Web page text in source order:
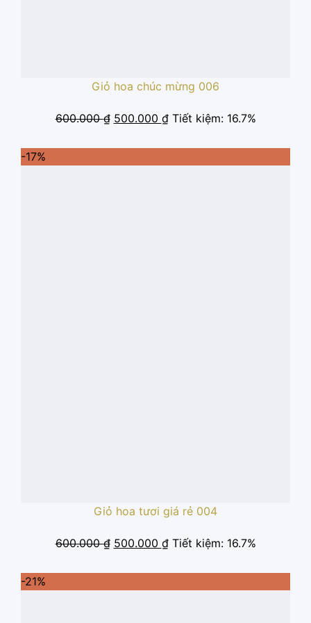
Giỏ hoa chúc mừng 006
600.000₫ Giá
là:
600.000 ₫.
500.000 ₫Giá
tại
là:
Tiết kiệm: 16.7%
-17%
Giỏ hoa tươi giá rẻ 004
600.000₫ Giá
là:
600.000 ₫.
500.000 ₫Giá
tại
là:
Tiết kiệm: 16.7%
-21%